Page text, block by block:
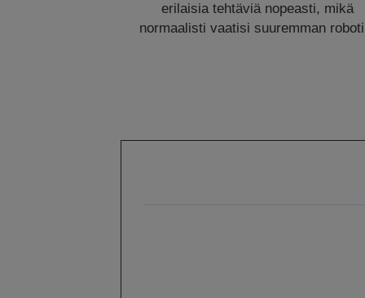
erilaisia tehtäviä nopeasti, mikä
normaalisti vaatisi suuremman